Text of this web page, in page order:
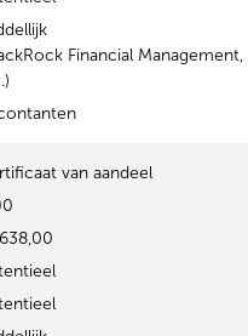
Financial Management,
van aandeel